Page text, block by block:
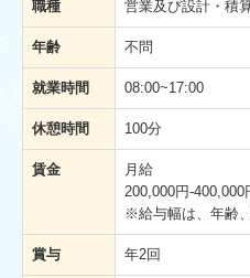
職種 営業及び設計・積
年齢 不問
就業時間 08:00~17:00
休憩時間 100分
賃金
月給
200,000円-400,000
※給与幅は、年齢
賞与 年2回